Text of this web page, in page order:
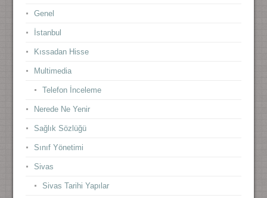
Genel
İstanbul
Kıssadan Hisse
Multimedia
Telefon İnceleme
Nerede Ne Yenir
Sağlık Sözlüğü
Sınıf Yönetimi
Sivas
Sivas Tarihi Yapılar